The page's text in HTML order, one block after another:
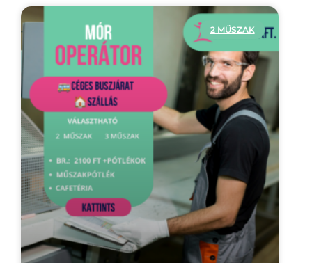
2 MŰSZAK